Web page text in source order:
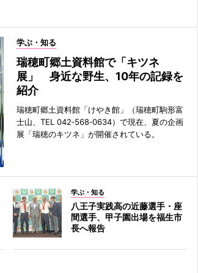
学ぶ・知る
瑞穂町郷土資料館で「キツネ
展」 身近な野生、10年の記録を
紹介
瑞穂町郷土資料館「けやき館」（瑞穂町駒形富
士山、TEL 042‐568‐0634）で現在、夏の企画
展「瑞穂のキツネ」が開催されている。
学ぶ・知る
八王子実践高の近藤選手・座
間選手、甲子園出場を福生市
長へ報告